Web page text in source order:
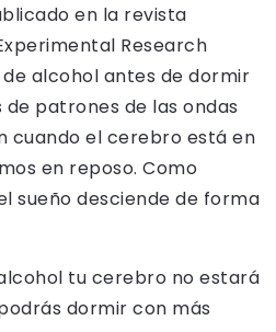
en la revista
Research
alcohol antes de dormir
patrones de las ondas
cuando el cerebro está en
en reposo. Como
sueño desciende de forma
tu cerebro no estará
dormir con más